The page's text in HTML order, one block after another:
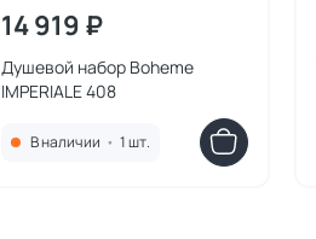
14 919 ₽
Душевой набор Boheme
IMPERIALE 408
В наличии • 1 шт.